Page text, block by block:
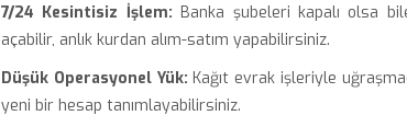
7/24 Kesintisiz İşlem: Banka şubeleri kapalı olsa
açabilir, anlık kurdan alım-satım yapabilirsiniz.
Düşük Operasyonel Yük: Kağıt evrak işleriyle
yeni bir hesap tanımlayabilirsiniz.